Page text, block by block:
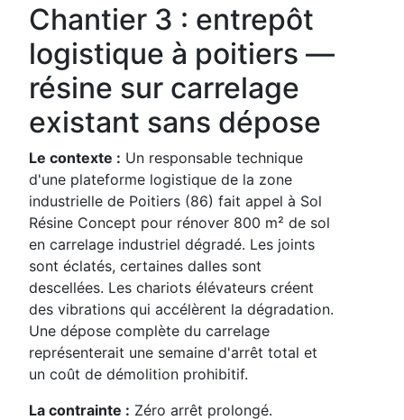
Chantier 3 : entrepôt
logistique à poitiers —
résine sur carrelage
existant sans dépose
Le contexte : Un responsable technique
d'une plateforme logistique de la zone
industrielle de Poitiers (86) fait appel à Sol
Résine Concept pour rénover 800 m² de sol
en carrelage industriel dégradé. Les joints
sont éclatés, certaines dalles sont
descellées. Les chariots élévateurs créent
des vibrations qui accélèrent la dégradation.
Une dépose complète du carrelage
représenterait une semaine d'arrêt total et
un coût de démolition prohibitif.
La contrainte : Zéro arrêt prolongé.